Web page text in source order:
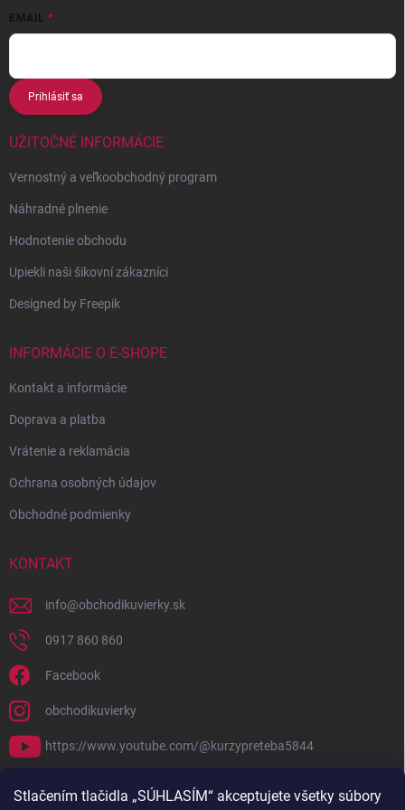
Stlačením tlačidla „SÚHLASÍM“ akceptujete všetky súbory
EMAIL
Prihlásiť sa
UŽITOČNÉ INFORMÁCIE
Vernostný a veľkoobchodný program
Náhradné plnenie
Hodnotenie obchodu
Upiekli naši šikovní zákazníci
Designed by Freepik
INFORMÁCIE O E-SHOPE
Kontakt a informácie
Doprava a platba
Vrátenie a reklamácia
Ochrana osobných údajov
Obchodné podmienky
KONTAKT
info@obchodikuvierky.sk
0917 860 860
Facebook
obchodikuvierky
https://www.youtube.com/@kurzypreteba5844
PRIJÍMAME ONLINE PLATBY